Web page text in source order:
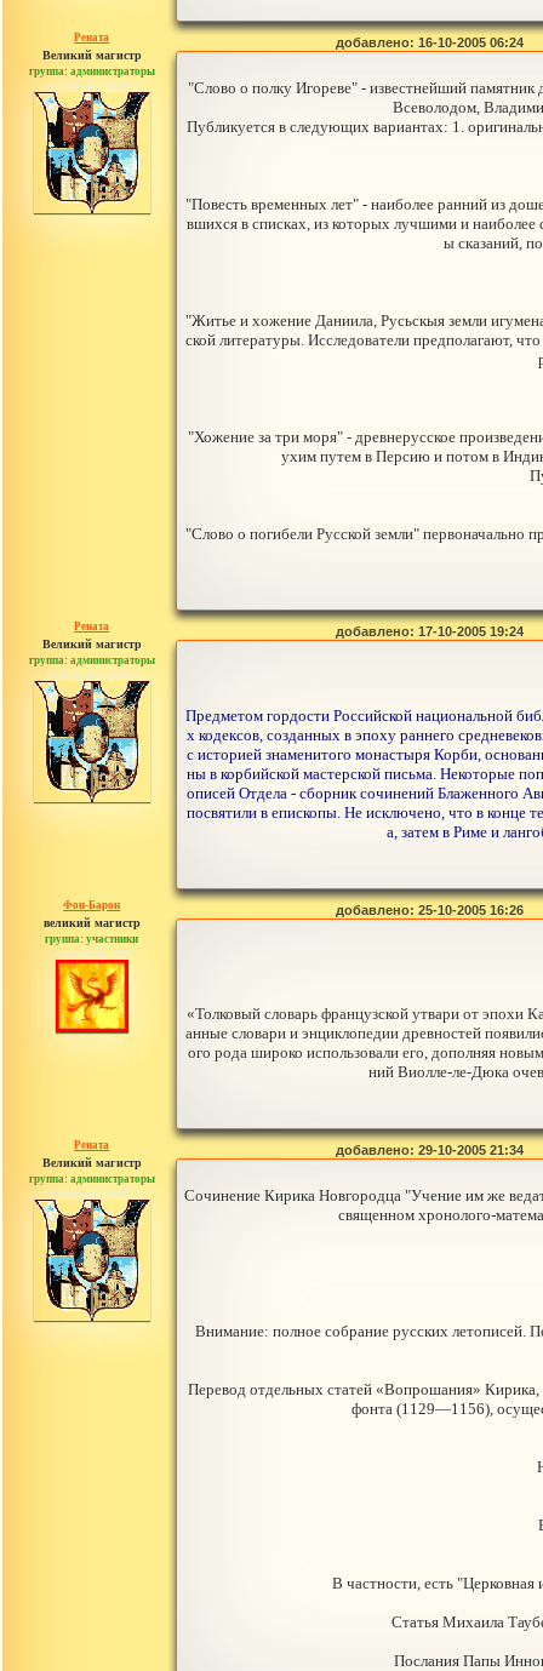
Рената
Великий магистр
группа: администраторы
сообщений: 30442
добавлено: 16-10-2005 06:24
"Слово о полку Игореве" - известнейший памятник
Всеволодом,
Публикуется в следующих вариантах: 1.
"Повесть временных лет" - наиболее ранний из
вшихся в списках, из которых лучшими и наиболее
ы сказаний,
"Житье и хожение Даниила, Русьскыя земли
ской литературы. Исследователи предполагают,
"Хожение за три моря" - древнерусское
ухим путем в Персию и потом в
"Слово о погибели Русской земли" первоначально
Рената
Великий магистр
группа: администраторы
сообщений: 30442
добавлено: 17-10-2005 19:24
Предметом гордости Российской национальной
х кодексов, созданных в эпоху раннего
с историей знаменитого монастыря Корби,
ны в корбийской мастерской письма. Некоторые
описей Отдела - сборник сочинений Блаженного
посвятили в епископы. Не исключено, что в конце
а, затем в Риме и
Фон-Барон
великий магистр
группа: участники
сообщений: 3391
добавлено: 25-10-2005 16:26
«Толковый словарь французской утвари от эпохи
анные словари и энциклопедии древностей
ого рода широко использовали его, дополняя
ний Виолле-ле-Дюка
Рената
Великий магистр
группа: администраторы
сообщений: 30442
добавлено: 29-10-2005 21:34
Сочинение Кирика Новгородца "Учение им же
священном хронолого-
Внимание: полное собрание русских летописей.
Перевод отдельных статей «Вопрошания» Кирика,
фонта (1129—1156),
В частности, есть
Статья Михаила
Послания Папы